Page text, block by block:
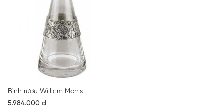
Bình rượu William Morris
5.984.000 đ